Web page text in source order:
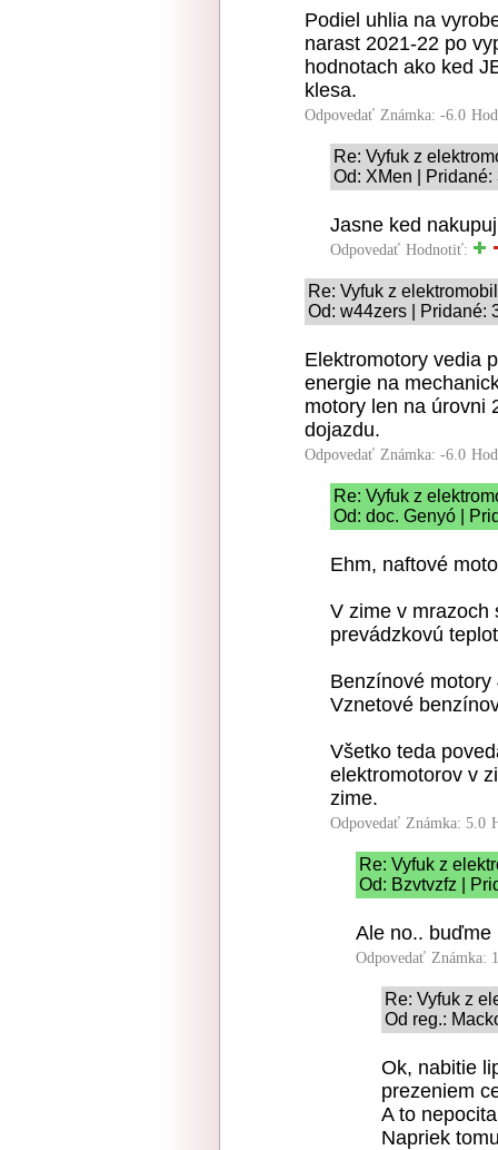
Podiel uhlia na
narast 2021-22 po
hodnotach ako ked
klesa.
Odpovedať Známka: -6.0
Re: Vyfuk z
Od: XMen |
Jasne ked
Odpovedať Hodnotiť:
Re: Vyfuk z
Od: w44zers | Pridané:
Elektromotory vedia
energie na
motory len na úrovni
dojazdu.
Odpovedať Známka: -6.0
Re: Vyfuk z
Od: doc. Genyó |
Ehm, naftové
V zime v mrazoch
prevádzkovú
Benzínové motory
Vznetové
Všetko teda
elektromotorov v
zime.
Odpovedať Známka: 5.0
Re: Vyfuk z
Od: Bzvtvzfz |
Ale no..
Odpovedať Známka:
Re: Vyfuk z
Od reg.:
Ok, nabitie
prezeniem
A to
Napriek